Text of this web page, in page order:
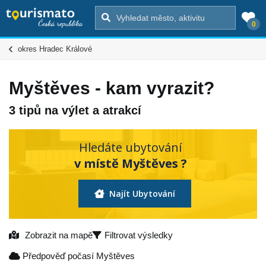
0
okres Hradec Králové
Myštěves - kam vyrazit?
3 tipů na výlet a atrakcí
Hledáte ubytování
v místě Myštěves ?
Najít Ubytování
Zobrazit na mapě Filtrovat výsledky
Předpověď počasí Myštěves